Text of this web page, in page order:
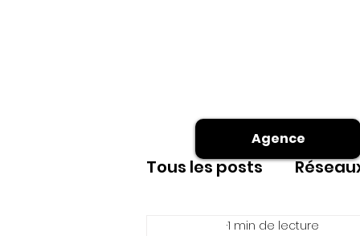
Tous les posts
Site internet
1 min de lecture
Agence